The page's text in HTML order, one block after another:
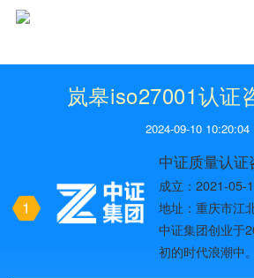
岚皋iso27001认证
2024-09-10 10:20:04
1
中证质量认证
成立：2021-05-
地址：重庆市江
号1幢37-10
中证集团创业于
初的时代浪潮中